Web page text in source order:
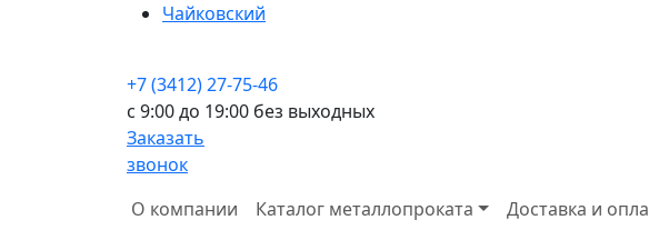
Чайковский
+7 (3412) 27-75-46
c 9:00 до 19:00 без выходных
Заказать
звонок
О компании
Каталог металлопроката Доставка и